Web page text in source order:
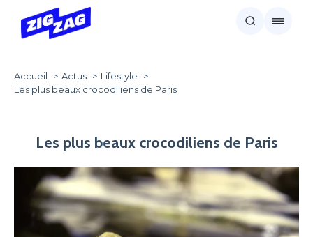
Accueil Actus
Lifestyle
Les plus beaux crocodiliens de Paris
Les plus beaux crocodiliens de Paris